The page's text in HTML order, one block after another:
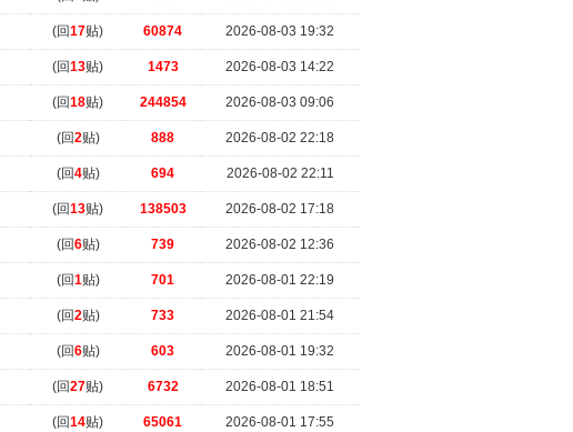
(回17贴) 60874 2026-08-03 19:32
(回13贴) 1473 2026-08-03 14:22
(回18贴) 244854 2026-08-03 09:06
(回2贴) 888 2026-08-02 22:18
(回4贴) 694 2026-08-02 22:11
(回13贴) 138503 2026-08-02 17:18
(回6贴) 739 2026-08-02 12:36
(回1贴) 701 2026-08-01 22:19
(回2贴) 733 2026-08-01 21:54
(回6贴) 603 2026-08-01 19:32
(回27贴) 6732 2026-08-01 18:51
(回14贴) 65061 2026-08-01 17:55